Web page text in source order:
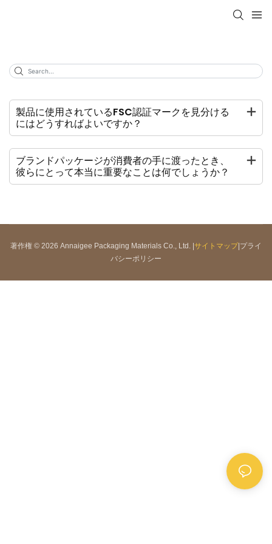
製品に使用されているFSC認証マークを見分ける
にはどうすればよいですか？
ブランドパッケージが消費者の手に渡ったとき、
彼らにとって本当に重要なことは何でしょうか？
著作権 © 2026 Annaigee Packaging Materials Co., Ltd. | サイトマップ プライ
バシーポリシー